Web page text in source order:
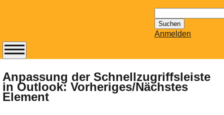
nach:
Anmelden
Anpassung der Schnellzugriffsleiste
in Outlook: Vorheriges/Nächstes
Element
Abonnieren Sie den
14-tägig
erscheinenden
Newsletter von